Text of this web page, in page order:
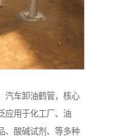
汽车卸油鹤管，核心
应用于化工厂、油
、酸碱试剂、等多种